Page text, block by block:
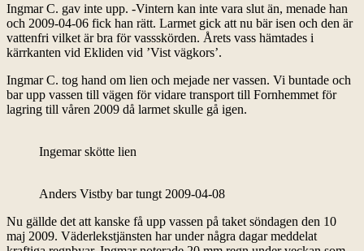
Ingmar C. gav inte upp. -Vintern kan inte vara slut än, menade han
och 2009-04-06 fick han rätt. Larmet gick att nu bär isen och den är
vattenfri vilket är bra för vassskörden. Årets vass hämtades i
kärrkanten vid Ekliden vid ’Vist vägkors’.
Ingmar C. tog hand om lien och mejade ner vassen. Vi buntade och
bar upp vassen till vägen för vidare transport till Fornhemmet för
lagring till våren 2009 då larmet skulle gå igen.
Ingemar skötte lien
Anders Vistby bar tungt 2009-04-08
Nu gällde det att kanske få upp vassen på taket söndagen den 10
maj 2009. Väderlekstjänsten har under några dagar meddelat